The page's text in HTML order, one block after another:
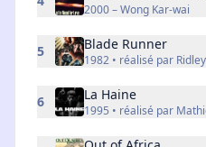
2000 – Wong Kar-wai
5 Blade Runner
1982 • réalisé par
6 La Haine
1995 • réalisé par